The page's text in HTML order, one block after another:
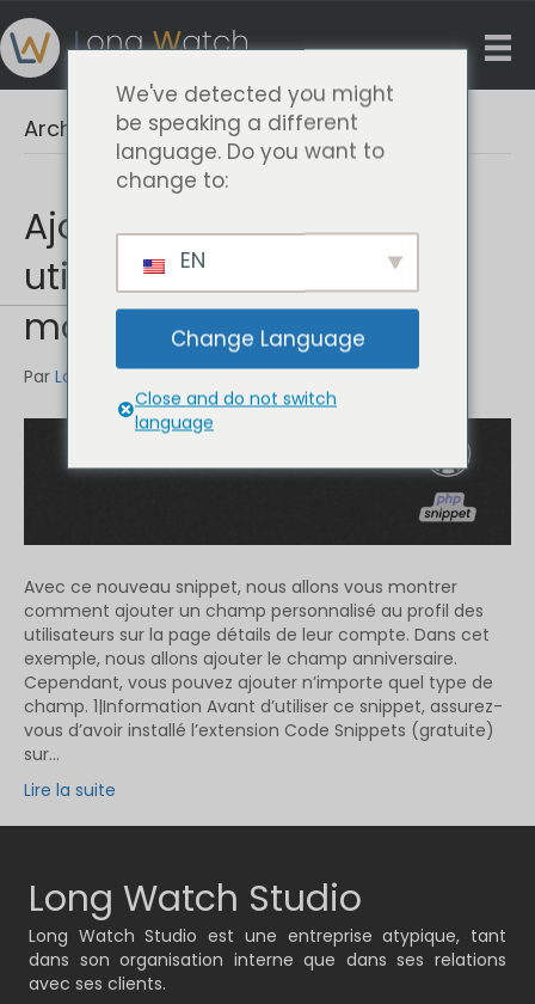
Archive pour novembre 2024
Ajouter un champ
utilisateur dans la page
mon compte
Par Long Watch Studio|22 novembre 2024|0
Avec ce nouveau snippet, nous allons vous montrer
comment ajouter un champ personnalisé au profil des
utilisateurs sur la page détails de leur compte. Dans cet
exemple, nous allons ajouter le champ anniversaire.
Cependant, vous pouvez ajouter n’importe quel type de
champ. 1|Information Avant d’utiliser ce snippet, assurez-
vous d’avoir installé l’extension Code Snippets (gratuite)
sur…
Lire la suite
Long Watch Studio
Long Watch Studio est une entreprise atypique, tant
dans son organisation interne que dans ses relations
avec ses clients.
We've detected you might
be speaking a different
language. Do you want to
change to:
EN
Change Language
Close and do not switch
language